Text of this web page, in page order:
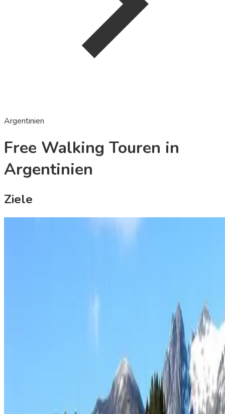
Argentinien
Free Walking Touren in
Argentinien
Ziele